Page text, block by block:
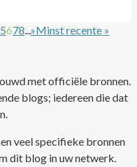
5678...»Minst recente »
met officiële bronnen.
blogs; iedereen die dat
veel specifieke bronnen
dit blog in uw netwerk.